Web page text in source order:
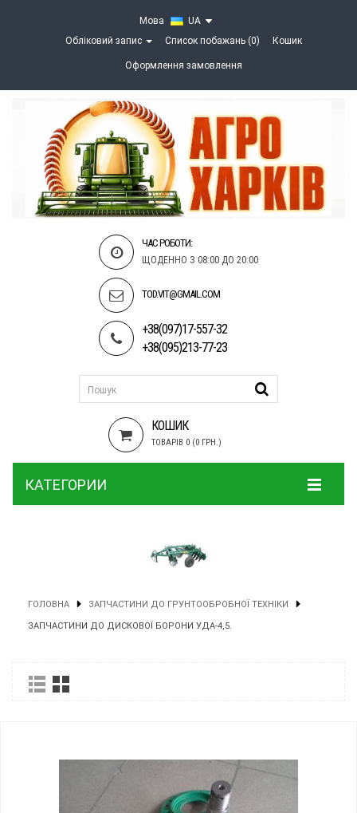
Мова
UA
Обліковий запис
Список побажань (0) Кошик
Оформлення замовлення
ЧАС РОБОТИ:
ЩОДЕННО З 08:00 ДО 20:00
TOD.VIT@GMAIL.COM
+38(097)17-557-32
+38(095)213-77-23
КОШИК
ТОВАРІВ 0 (0 ГРН.)
КАТЕГОРИИ
ГОЛОВНА ЗАПЧАСТИНИ ДО ГРУНТООБРОБНОЇ ТЕХНІКИ
ЗАПЧАСТИНИ ДО ДИСКОВОЇ БОРОНИ УДА-4,5.